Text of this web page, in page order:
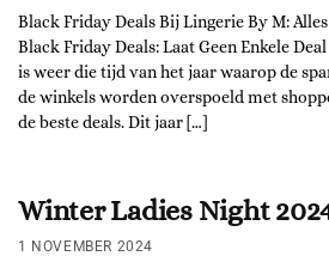
Black Friday Deals Bij Lingerie By M: Alles
Black Friday Deals: Laat Geen Enkele
is weer die tijd van het jaar waarop de
de winkels worden overspoeld met
de beste deals. Dit jaar […]
Winter Ladies Night
1 NOVEMBER 2024